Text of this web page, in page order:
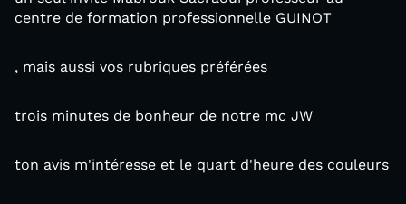
centre de formation professionnelle GUINOT
, mais aussi vos rubriques préférées
trois minutes de bonheur de notre mc JW
ton avis m'intéresse et le quart d'heure des couleurs